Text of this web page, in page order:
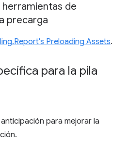
de
precarga
Preloading Assets.
para la pila
para mejorar la